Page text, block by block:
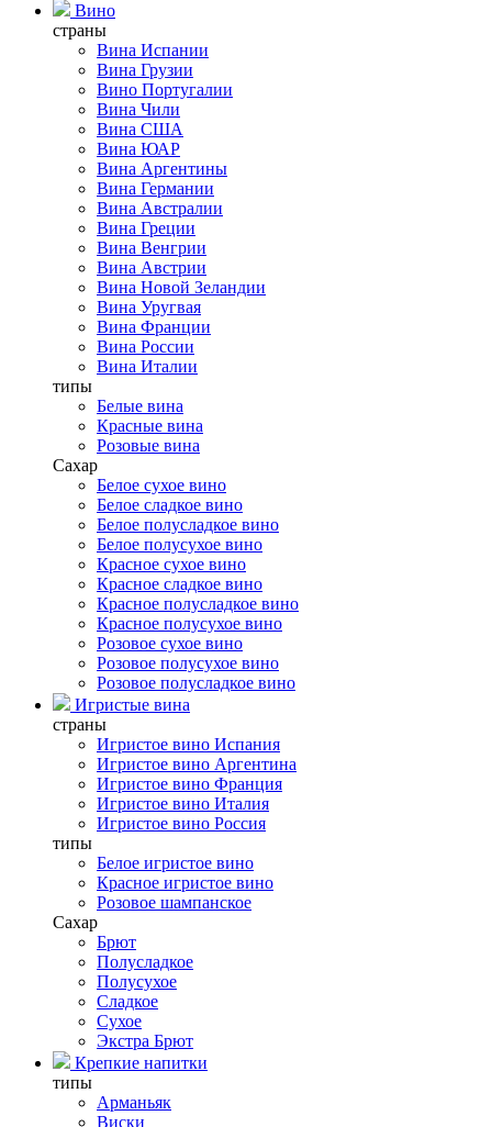
Вино
страны
Вина Испании
Вина Грузии
Вино Португалии
Вина Чили
Вина США
Вина ЮАР
Вина Аргентины
Вина Германии
Вина Австралии
Вина Греции
Вина Венгрии
Вина Австрии
Вина Новой Зеландии
Вина Уругвая
Вина Франции
Вина России
Вина Италии
типы
Белые вина
Красные вина
Розовые вина
Сахар
Белое сухое вино
Белое сладкое вино
Белое полусладкое вино
Белое полусухое вино
Красное сухое вино
Красное сладкое вино
Красное полусладкое вино
Красное полусухое вино
Розовое сухое вино
Розовое полусухое вино
Розовое полусладкое вино
Игристые вина
страны
Игристое вино Испания
Игристое вино Аргентина
Игристое вино Франция
Игристое вино Италия
Игристое вино Россия
типы
Белое игристое вино
Красное игристое вино
Розовое шампанское
Сахар
Брют
Полусладкое
Полусухое
Сладкое
Сухое
Экстра Брют
Крепкие напитки
типы
Арманьяк
Виски